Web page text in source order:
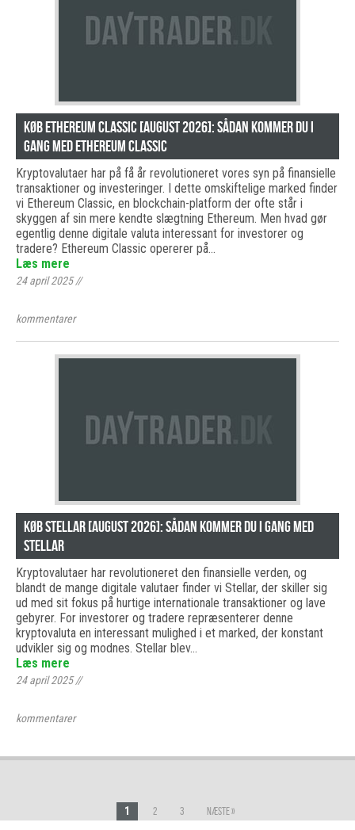
Køb Ethereum Classic [august 2026]: Sådan kommer du i
gang med Ethereum Classic
Kryptovalutaer har på få år revolutioneret vores syn på finansielle
transaktioner og investeringer. I dette omskiftelige marked finder
vi Ethereum Classic, en blockchain-platform der ofte står i
skyggen af sin mere kendte slægtning Ethereum. Men hvad gør
egentlig denne digitale valuta interessant for investorer og
tradere? Ethereum Classic opererer på…
Læs mere
24 april 2025//
kommentarer
Køb Stellar [august 2026]: Sådan kommer du i gang med
Stellar
Kryptovalutaer har revolutioneret den finansielle verden, og
blandt de mange digitale valutaer finder vi Stellar, der skiller sig
ud med sit fokus på hurtige internationale transaktioner og lave
gebyrer. For investorer og tradere repræsenterer denne
kryptovaluta en interessant mulighed i et marked, der konstant
udvikler sig og modnes. Stellar blev…
Læs mere
24 april 2025//
kommentarer
1 2 3 Næste »